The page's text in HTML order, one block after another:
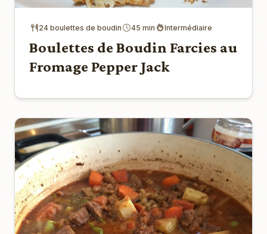
24 boulettes de boudin 45 min Intermédiaire
Boulettes de Boudin Farcies au
Fromage Pepper Jack